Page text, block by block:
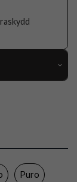
Rosa
Puro